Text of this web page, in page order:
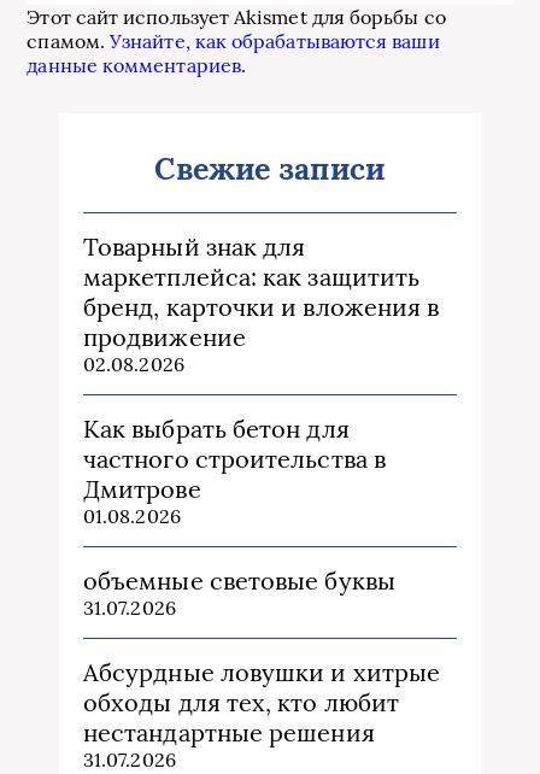
Этот сайт использует Akismet для борьбы со
спамом.Узнайте, как обрабатываются ваши
данные комментариев.
Свежие записи
Товарный знак для
маркетплейса: как защитить
бренд, карточки и вложения в
продвижение
02.08.2026
Как выбрать бетон для
частного строительства в
Дмитрове
01.08.2026
объемные световые буквы
31.07.2026
Абсурдные ловушки и хитрые
обходы для тех, кто любит
нестандартные решения
31.07.2026